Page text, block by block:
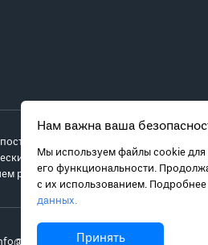
Нам важна ваша
Мы используем файлы cookie для
его функциональности.
с их использованием.
данных.
Принять
диагноза и выбора метода
вариантах лечения и связанных с
робота da Vinci.
davinci.ru